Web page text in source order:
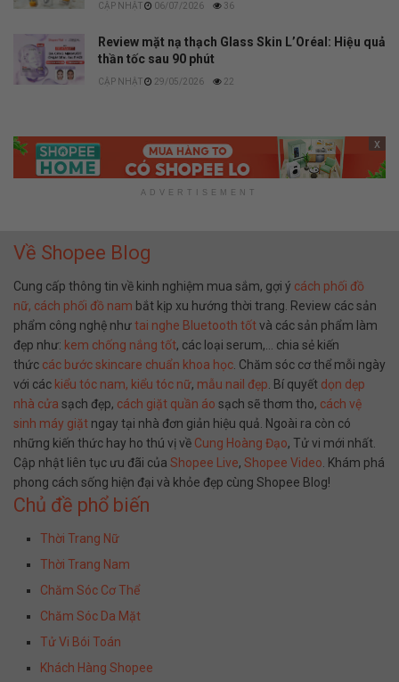
06/07/2026 36
Review mặt nạ thạch Glass Skin L’Oréal: Hiệu quả
thần tốc sau 90 phút
29/05/2026 22
x
ADVERTISEMENT
Về Shopee Blog
Cung cấp thông tin về kinh nghiệm mua sắm, gợi ý cách phối đồ
nữ, cách phối đồ nam bắt kịp xu hướng thời trang. Review các sản
phẩm công nghệ nhưtai nghe Bluetooth tốtvà các sản phẩm làm
đẹp như: kem chống nắng tốt, các loại serum,… chia sẻ kiến
thức các bước skincare chuẩn khoa học . Chăm sóc cơ thể mỗi ngày
với các kiểu tóc nam, kiểu tóc nữ, mẫu nail đẹp . Bí quyết dọn dẹp
nhà cửa sạch đẹp, cách giặt quần áo sạch sẽ thơm tho, cách vệ
sinh máy giặt ngay tại nhà đơn giản hiệu quả. Ngoài ra còn có
những kiến thức hay ho thú vị về Cung Hoàng Đạo, Tử vi mới nhất.
Cập nhật liên tục ưu đãi của Shopee Live, Shopee Video . Khám phá
phong cách sống hiện đại và khỏe đẹp cùng Shopee Blog!
Chủ đề phổ biến
Thời Trang Nữ
Thời Trang Nam
Chăm Sóc Cơ Thể
Chăm Sóc Da Mặt
Tử Vi Bói Toán
Khách Hàng Shopee